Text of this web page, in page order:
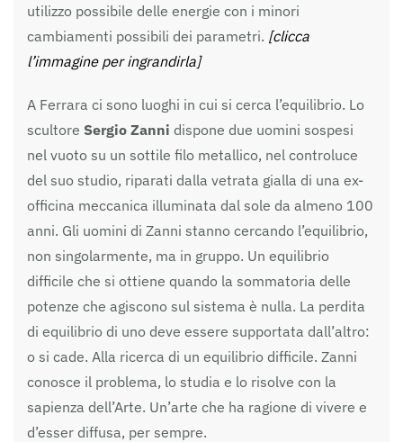
utilizzo possibile delle energie con i minori
cambiamenti possibili dei parametri. [clicca
l’immagine per ingrandirla]
A Ferrara ci sono luoghi in cui si cerca l’equilibrio. Lo
scultore Sergio Zanni dispone due uomini sospesi
nel vuoto su un sottile filo metallico, nel controluce
del suo studio, riparati dalla vetrata gialla di una ex-
officina meccanica illuminata dal sole da almeno 100
anni. Gli uomini di Zanni stanno cercando l’equilibrio,
non singolarmente, ma in gruppo. Un equilibrio
difficile che si ottiene quando la sommatoria delle
potenze che agiscono sul sistema è nulla. La perdita
di equilibrio di uno deve essere supportata dall’altro:
o si cade. Alla ricerca di un equilibrio difficile. Zanni
conosce il problema, lo studia e lo risolve con la
sapienza dell’Arte. Un’arte che ha ragione di vivere e
d’esser diffusa, per sempre.